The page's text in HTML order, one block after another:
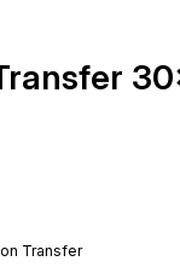
Transfer